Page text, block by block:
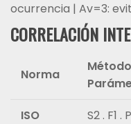
ocurrencia | Av=3:
CORRELACIÓN
Norma
ISO
S2 . F1